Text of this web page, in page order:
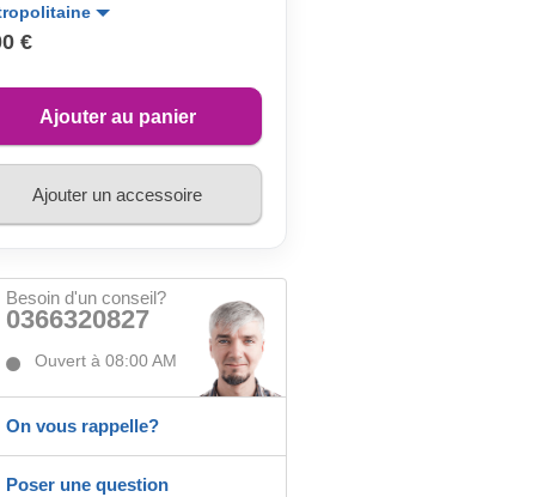
€
Ajouter au panier
Ajouter un accessoire
Besoin d'un conseil?
0366320827
Ouvert à 08:00 AM
On vous rappelle?
Poser une question